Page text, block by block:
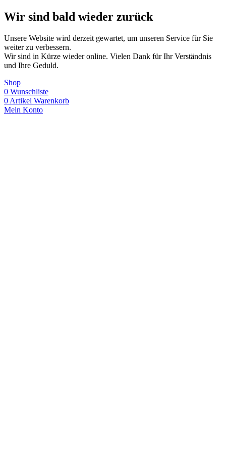
Wir sind bald wieder zurück
Unsere Website wird derzeit gewartet, um unseren Service für Sie
weiter zu verbessern.
Wir sind in Kürze wieder online. Vielen Dank für Ihr Verständnis
und Ihre Geduld.
Shop
0 Wunschliste
0 Artikel Warenkorb
Mein Konto